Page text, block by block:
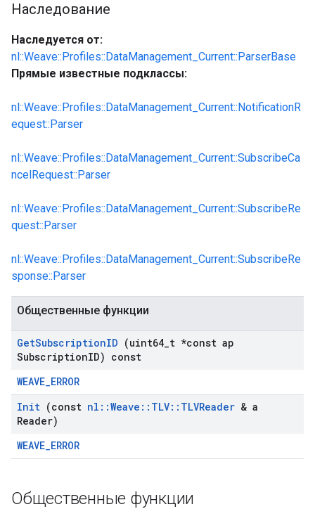
Наследование
Наследуется от:
nl::Weave::Profiles::DataManagement_Current::ParserBase
Прямые известные подклассы:
nl::Weave::Profiles::DataManagement_Current::NotificationR
equest::Parser
nl::Weave::Profiles::DataManagement_Current::SubscribeCa
ncelRequest::Parser
nl::Weave::Profiles::DataManagement_Current::SubscribeRe
quest::Parser
nl::Weave::Profiles::DataManagement_Current::SubscribeRe
sponse::Parser
Общественные функции
GetSubscriptionID (uint64 t *const ap
SubscriptionID) const
WEAVE_ERROR
Init (const nl ::Weave :: TLV:: TLVReader & a
Reader)
WEAVE_ERROR
Общественные функции